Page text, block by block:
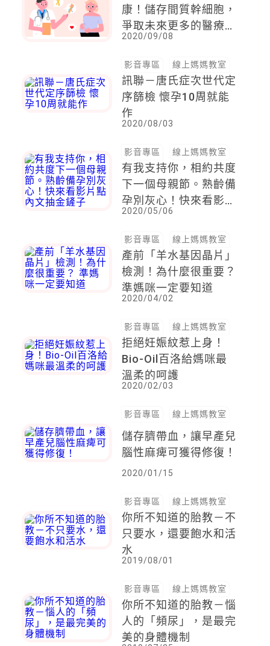
康！儲存間質幹細胞，
爭取未來更多的醫療選
擇
2020/09/08
影音專區 線上媽媽教室
訊聯－唐氏症次世代定
序篩檢 懷孕10周就能
作
2020/08/03
影音專區 線上媽媽教室
有我支持你，相約共度
下一個母親節。熟齡備
孕別灰心！快來看影片
點內文抽金鏟子
2020/05/06
影音專區 線上媽媽教室
產前「羊水基因晶片」
檢測！為什麼很重要？
準媽咪一定要知道
2020/04/02
影音專區 線上媽媽教室
拒絕妊娠紋惹上身！
Bio-Oil百洛給媽咪最
溫柔的呵護
2020/02/03
影音專區 線上媽媽教室
儲存臍帶血，讓早產兒
腦性麻痺可獲得修復！
2020/01/15
影音專區 線上媽媽教室
你所不知道的胎教－不
只要水，還要飽水和活
水
2019/08/01
影音專區 線上媽媽教室
你所不知道的胎教－惱
人的「頻尿」，是最完
美的身體機制